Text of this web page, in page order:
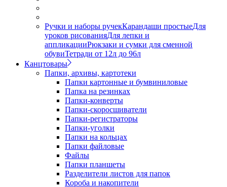
Ручки и наборы ручекКарандаши простыеДля
уроков рисованияДля лепки и
аппликацииРюкзаки и сумки для сменной
обувиТетради от 12л до 96л
Канцтовары
Папки, архивы, картотеки
Папки картонные и бумвиниловые
Папка на резинках
Папки-конверты
Папки-скоросшиватели
Папки-регистраторы
Папки-уголки
Папки на кольцах
Папки файловые
Файлы
Папки планшеты
Разделители листов для папок
Короба и накопители